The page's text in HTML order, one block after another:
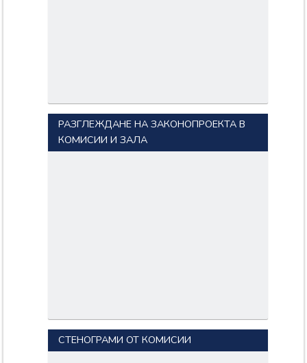
РАЗГЛЕЖДАНЕ НА ЗАКОНОПРОЕКТА В
КОМИСИИ И ЗАЛА
СТЕНОГРАМИ ОТ КОМИСИИ